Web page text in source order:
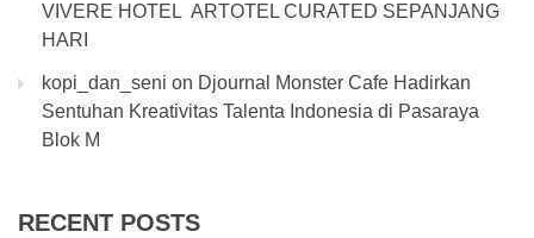
VIVERE HOTEL ARTOTEL CURATED SEPANJANG
HARI
kopi_dan_seni on Djournal Monster Cafe Hadirkan
Sentuhan Kreativitas Talenta Indonesia di Pasaraya
Blok M
RECENT POSTS